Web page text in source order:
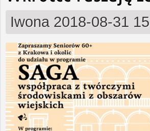
Iwona 2018-08-31